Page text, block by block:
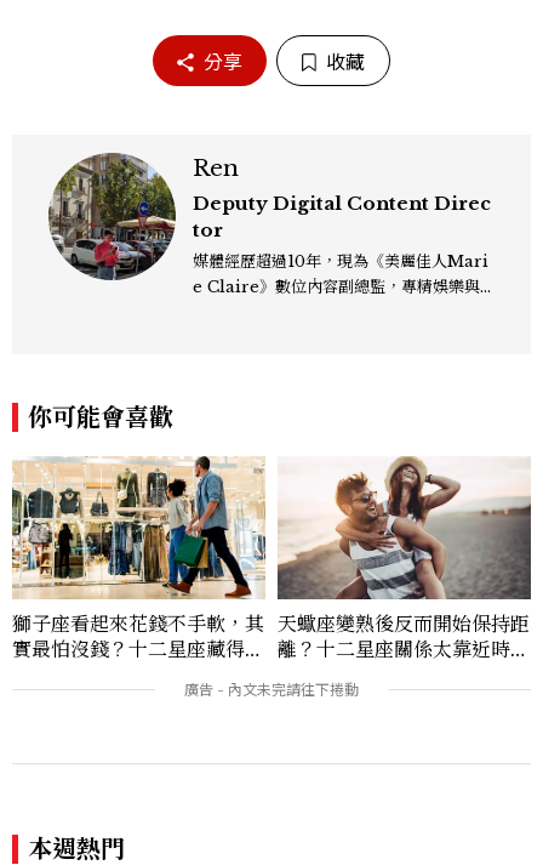
分享 收藏
Ren
Deputy Digital Content Direc
tor
媒體經歷超過10年，現為《美麗佳人Mari
e Claire》數位內容副總監，專精娛樂與
你可能會喜歡
獅子座看起來花錢不手軟，其
實最怕沒錢？十二星座藏得最
價半天，最後卻買最貴的
天蠍座變熟後反而開始保持距
離？十二星座關係太靠近時最
壓力就先躲起來
本週熱門